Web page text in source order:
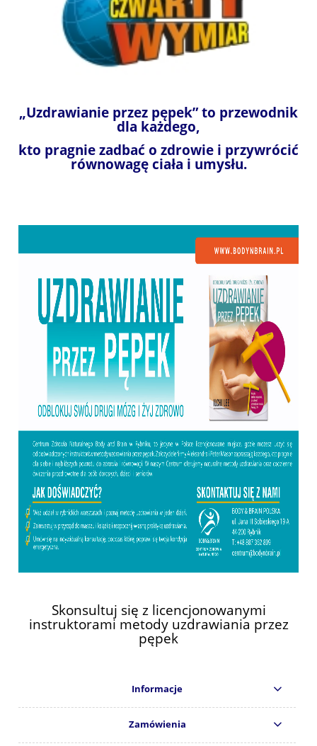
„Uzdrawianie przez pępek” to przewodnik
dla każdego,
kto pragnie zadbać o zdrowie i przywrócić
równowagę ciała i umysłu.
Skonsultuj się z licencjonowanymi
instruktorami metody uzdrawiania przez
pępek
Informacje
Zamówienia